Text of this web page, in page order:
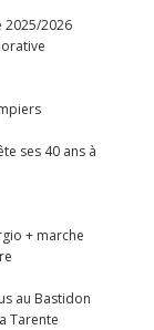
2025/2026
ses 40 ans à
+ marche
au Bastidon
Tarente